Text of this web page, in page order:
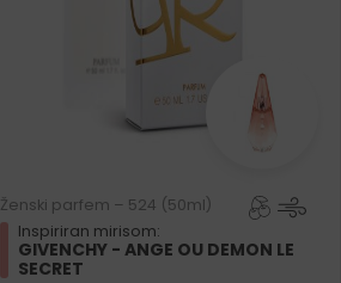
Ženski parfem – 524 (50ml)
Inspiriran mirisom:
GIVENCHY - ANGE OU DEMON LE
SECRET